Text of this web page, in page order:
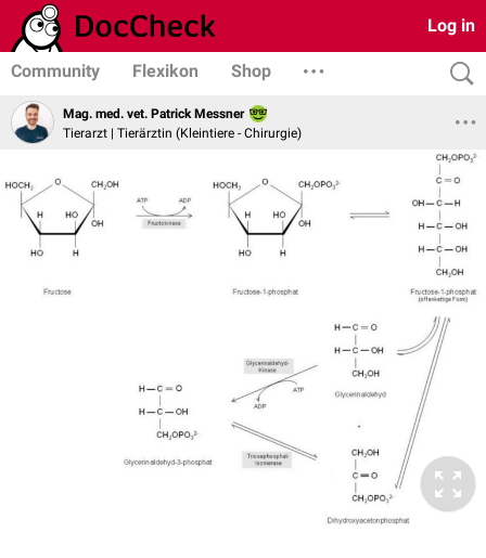
Log in
Community Flexikon Shop
Mag. med. vet. Patrick Messner
Tierarzt | Tierärztin (Kleintiere - Chirurgie)